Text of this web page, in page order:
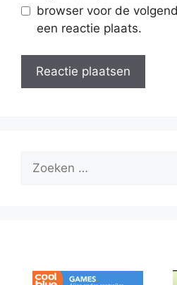
browser voor de
een reactie plaats.
Zoek